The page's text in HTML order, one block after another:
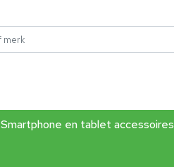
Smartphone en tablet accessoires